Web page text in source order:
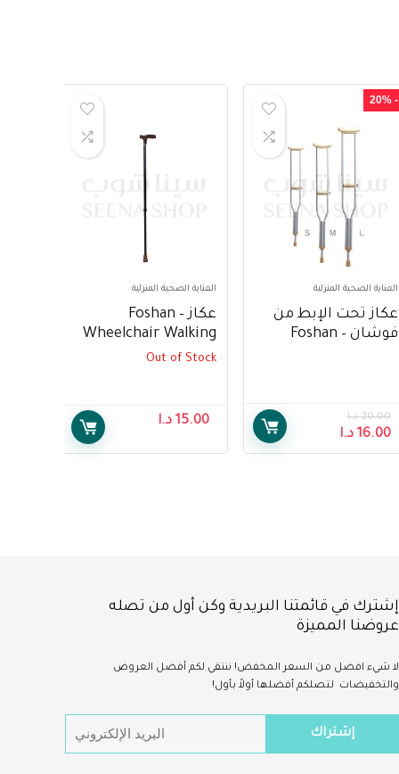
- 20%
العناية الصحية المنزلية
عكاز تحت الإبط من
فوشان – Foshan
20.00 د.ا
16.00 د.ا
العناية الصحية المنزلية
عكاز – Foshan
Wheelchair Walking
Stick FS929L
Out of Stock
15.00 د.ا
إشترك في قائمتنا البريدية وكن أول من تصله
عروضنا المميزة
لا شيء افضل من السعر المخفض! ننتقي لكم أفضل العروض
والتخفيضات لتصلكم أفضلها أولاً بأول!